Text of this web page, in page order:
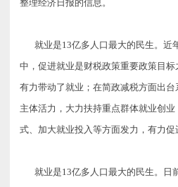
整理经济日报的信息。
就业是13亿多人口最大的民生。近
中，促进就业是财税政策重要政策目标
有力带动了就业；在简政减税方面出
主体活力，大力扶持重点群体就业创业
式、 加大就业投入等方面发力，有力促
就业是13亿多人口最大的民生。日